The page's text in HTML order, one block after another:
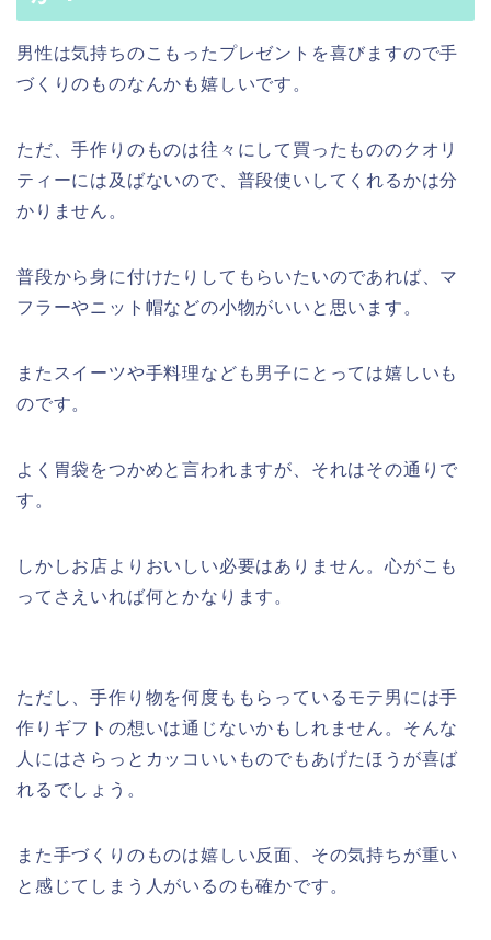
男性は気持ちのこもったプレゼントを喜びますので手
づくりのものなんかも嬉しいです。
ただ、手作りのものは往々にして買ったもののクオリ
ティーには及ばないので、普段使いしてくれるかは分
かりません。
普段から身に付けたりしてもらいたいのであれば、マ
フラーやニット帽などの小物がいいと思います。
またスイーツや手料理なども男子にとっては嬉しいも
のです。
よく胃袋をつかめと言われますが、それはその通りで
す。
しかしお店よりおいしい必要はありません。心がこも
ってさえいれば何とかなります。
ただし、手作り物を何度ももらっているモテ男には手
作りギフトの想いは通じないかもしれません。そんな
人にはさらっとカッコいいものでもあげたほうが喜ば
れるでしょう。
また手づくりのものは嬉しい反面、その気持ちが重い
と感じてしまう人がいるのも確かです。